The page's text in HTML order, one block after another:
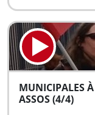
MUNICIPALES
ASSOS (4/4)